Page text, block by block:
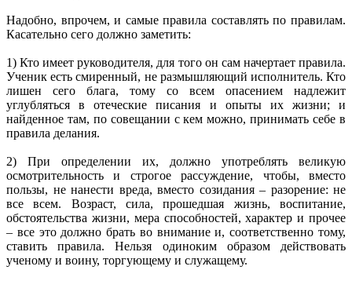
Надобно, впрочем, и самые правила составлять по правилам.
Касательно сего должно заметить:
1) Кто имеет руководителя, для того он сам начертает правила.
Ученик есть смиренный, не размышляющий исполнитель. Кто
лишен сего блага, тому со всем опасением надлежит
углубляться в отеческие писания и опыты их жизни; и
найденное там, по совещании с кем можно, принимать себе в
правила делания.
2) При определении их, должно употреблять великую
осмотрительность и строгое рассуждение, чтобы, вместо
пользы, не нанести вреда, вместо созидания – разорение: не
все всем. Возраст, сила, прошедшая жизнь, воспитание,
обстоятельства жизни, мера способностей, характер и прочее
– все это должно брать во внимание и, соответственно тому,
ставить правила. Нельзя одиноким образом действовать
ученому и воину, торгующему и служащему.